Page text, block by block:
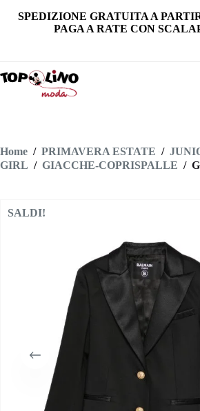
SPEDIZIONE GRATUITA A
PAGA A RATE CON
Home / PRIMAVERA ESTATE /
GIRL / GIACCHE-COPRISPALLE /
SALDI!